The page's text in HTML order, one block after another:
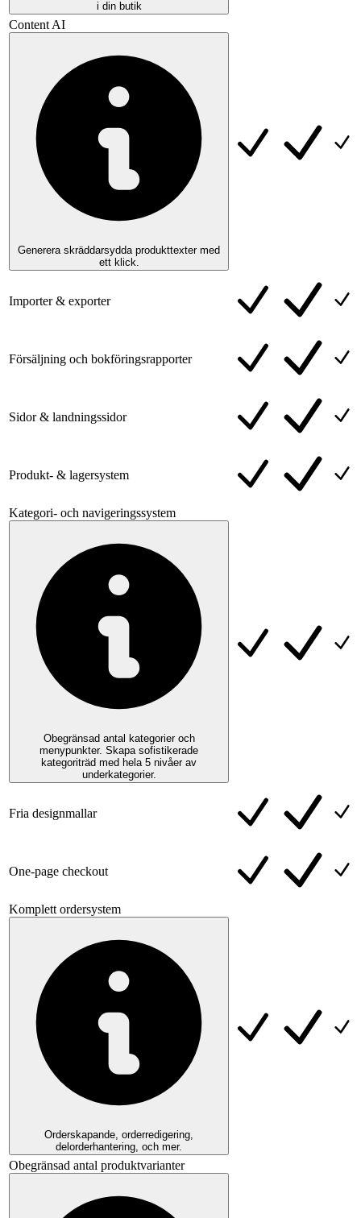
i din butik
Content AI
Generera skräddarsydda produkttexter med
ett klick.
Importer & exporter
Försäljning och bokföringsrapporter
Sidor & landningssidor
Produkt- & lagersystem
Kategori- och navigeringssystem
Obegränsad antal kategorier och
menypunkter. Skapa sofistikerade
kategoriträd med hela 5 nivåer av
underkategorier.
Fria designmallar
One-page checkout
Komplett ordersystem
Orderskapande, orderredigering,
delorderhantering, och mer.
Obegränsad antal produktvarianter